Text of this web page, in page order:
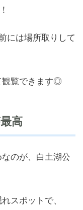
には場所取りして
観覧できます◎
高
のが、白土湖公
スポットで、